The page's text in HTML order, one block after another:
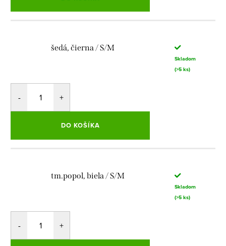
šedá, čierna / S/M
Skladom
(>5 ks)
DO KOŠÍKA
tm.popol, biela / S/M
Skladom
(>5 ks)